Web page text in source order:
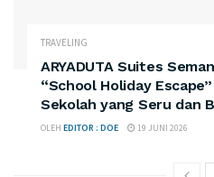
TRAVELING
ARYADUTA Suites
“School Holiday
Sekolah yang Seru dan
OLEH EDITOR : DOE 19 JUNI 2026